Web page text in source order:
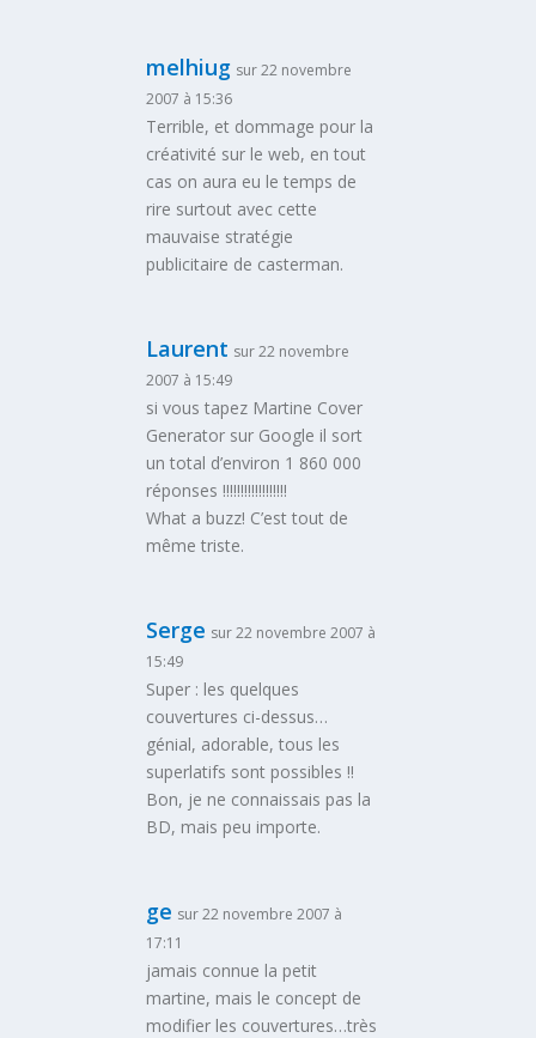
melhiug sur 22 novembre
2007 à 15:36
Terrible, et dommage pour la
créativité sur le web, en tout
cas on aura eu le temps de
rire surtout avec cette
mauvaise stratégie
publicitaire de casterman.
Laurent sur 22 novembre
2007 à 15:49
si vous tapez Martine Cover
Generator sur Google il sort
un total d’environ 1 860 000
réponses !!!!!!!!!!!!!!!!!!
What a buzz! C’est tout de
même triste.
Serge sur 22 novembre 2007 à
15:49
Super : les quelques
couvertures ci-dessus…
génial, adorable, tous les
superlatifs sont possibles !!
Bon, je ne connaissais pas la
BD, mais peu importe.
ge sur 22 novembre 2007 à
17:11
jamais connue la petit
martine, mais le concept de
modifier les couvertures…très